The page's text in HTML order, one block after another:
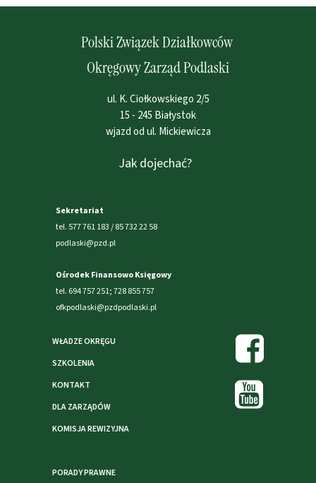
Jak dojechać?
Polski Związek Działkowców
Okręgowy Zarząd Podlaski
ul. K. Ciołkowskiego 2/5
15 - 245 Białystok
wjazd od ul. Mickiewicza
Sekretariat
tel. 577 761 183 / 85 732 22 58
podlaski@pzd.pl
Ośrodek Finansowo Księgowy
tel. 694 757 251; 728 855 757
ofkpodlaski@pzdpodlaski.pl
WŁADZE OKRĘGU
SZKOLENIA
KONTAKT
DLA ZARZĄDÓW
KOMISJA REWIZYJNA
PORADY PRAWNE